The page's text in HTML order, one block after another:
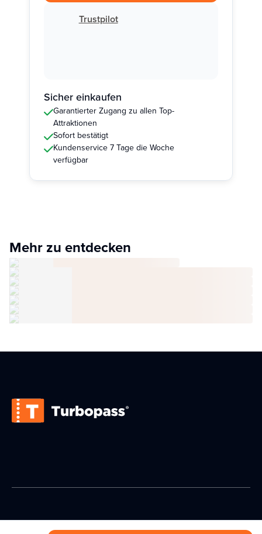
Trustpilot
Sicher einkaufen
Garantierter Zugang zu allen Top-
Attraktionen
Sofort bestätigt
Kundenservice 7 Tage die Woche
verfügbar
Mehr zu entdecken